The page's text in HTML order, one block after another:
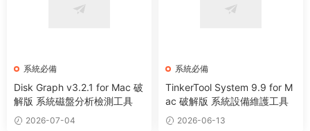
系統必備
Disk Graph v3.2.1 for Mac 破
解版 系統磁盤分析檢測工具
2026-07-04
系統必備
TinkerTool System 9.9 for M
ac 破解版 系統設備維護工具
2026-06-13